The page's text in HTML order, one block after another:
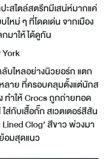
ะสไตล์สตรีทมีเสน่ห์มากแค่
หม่ ๆ ที่โดดเด่น จากเมือง
มาให้ได้ดูกัน
บใหลอย่างนิวยอร์ก แตก
าย ที่ครอบคลุมตั้งแต่นักส
ทำให้ Crocs ถูกถ่ายทอด
ส่กับเสื้อกั๊ก สเวตเตอร์สีสัน
Clog’ สีขาว พ่วงมา
อมสุดแนว